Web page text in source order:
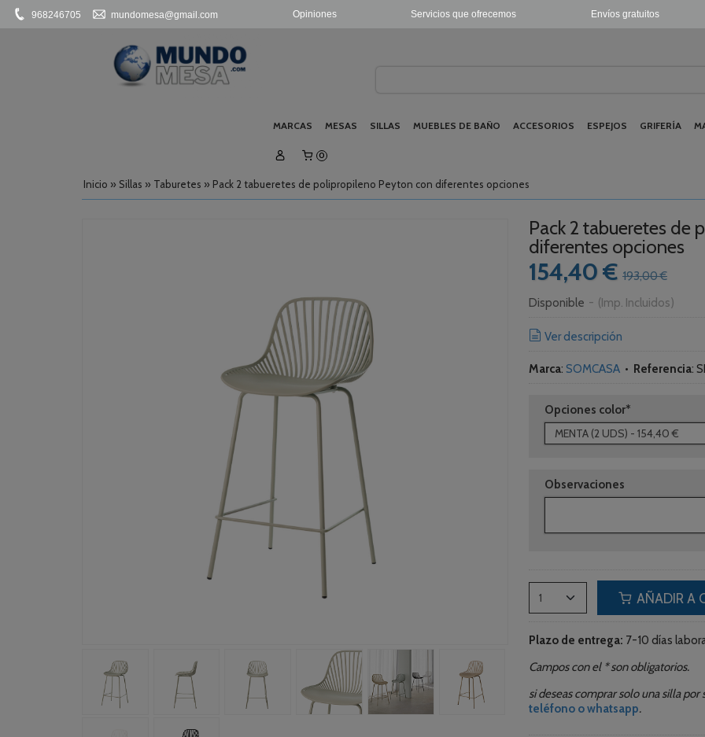
Envíos gratuitos
Servicios que ofrecemos
Opiniones
968246705 mundomesa@gmail.com
MARCAS MESAS SILLAS MUEBLES DE BAÑO ACCESORIOS ESPEJOS GRIFERÍA
0
Inicio » Sillas » Taburetes » Pack 2 tabueretes de polipropileno Peyton con diferentes opciones
Pack 2 tabueretes de
diferentes opciones
154,40 € 193,00 €
Disponible - (Imp. Incluidos)
Ver descripción
Marca: SOMCASA • Referencia:
Opciones color*
Observaciones
AÑADIR A
P lazo de entrega: 7-10 días
Campos con el * son obligatorios.
si deseas comprar solo una silla
teléfono o whatsapp.